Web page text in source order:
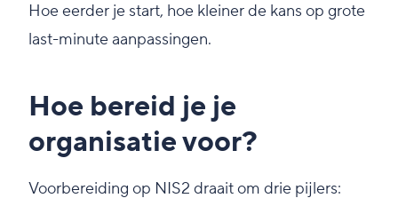
Hoe eerder je start, hoe kleiner de kans op grote
last-minute aanpassingen.
Hoe bereid je je
organisatie voor?
Voorbereiding op NIS2 draait om drie pijlers: